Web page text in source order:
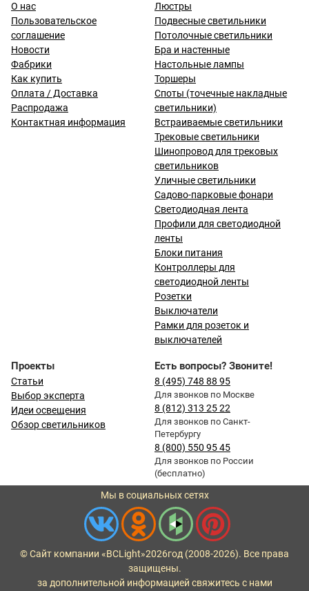
О нас
Пользовательское
соглашение
Новости
Фабрики
Как купить
Оплата / Доставка
Распродажа
Контактная информация
Люстры
Подвесные светильники
Потолочные светильники
Бра и настенные
Настольные лампы
Торшеры
Споты (точечные накладные
светильники)
Встраиваемые светильники
Трековые светильники
Шинопровод для трековых
светильников
Уличные светильники
Садово-парковые фонари
Светодиодная лента
Профили для светодиодной
ленты
Блоки питания
Контроллеры для
светодиодной ленты
Розетки
Выключатели
Рамки для розеток и
выключателей
Проекты
Статьи
Выбор эксперта
Идеи освещения
Обзор светильников
Есть вопросы? Звоните!
8 (495) 748 88 95
Для звонков по Москве
8 (812) 313 25 22
Для звонков по Санкт-
Петербургу
8 (800) 550 95 45
Для звонков по России
(бесплатно)
Мы в социальных сетях
© Сайт компании «BCLight»2026год (2008-2026). Все права
защищены.
за дополнительной информацией свяжитесь с нами